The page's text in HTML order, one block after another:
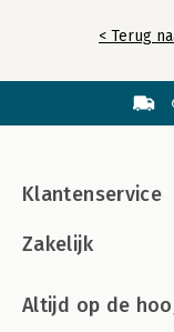
< Terug
Klantenservice
Zakelijk
Altijd op de